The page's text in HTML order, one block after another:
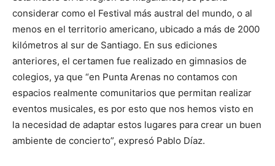
considerar como el Festival más austral del mundo, o al
menos en el territorio americano, ubicado a más de 2000
kilómetros al sur de Santiago. En sus ediciones
anteriores, el certamen fue realizado en gimnasios de
colegios, ya que “en Punta Arenas no contamos con
espacios realmente comunitarios que permitan realizar
eventos musicales, es por esto que nos hemos visto en
la necesidad de adaptar estos lugares para crear un buen
ambiente de concierto”, expresó Pablo Díaz.